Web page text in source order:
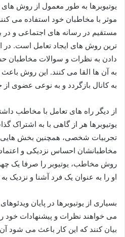
یوتیوبرها به طور معمول از روش های
موثر با مخاطبان خود استفاده می
مستقیم در رسانه های اجتماعی و
ترین روش های ایجاد تعامل است. در
دادن به نظرات و سوالات مخاطبان
به آن ها القا می کنند. این روش
به کانال بازگردد و به نوعی عضوی از
از دیگر راه های تعامل با مخاطب
یوتیوبرها هر از گاهی با به اشتراک
تجربیات شخصی، همچنین بخش هایی
مخاطبانشان احساس نزدیکی و اعتماد
روش مخاطب، یوتیوبر را صرفا یک
او را به عنوان یک فرد آشنا و نزدیک
بسیاری از یوتیوبرها در پایان
می خواهند نظرات و پیشنهادات خود
بیان کنند که این کار باعث می شود